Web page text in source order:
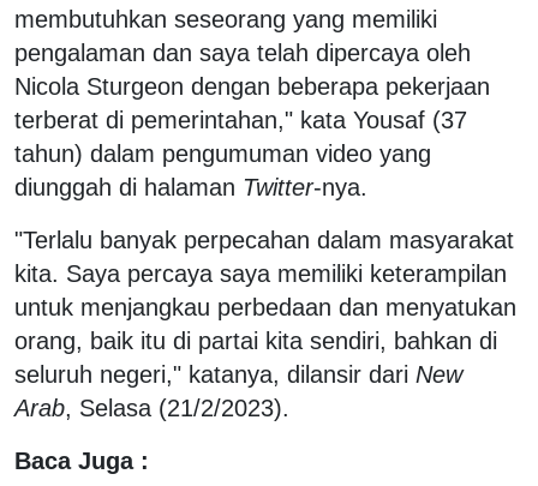
membutuhkan seseorang yang memiliki
pengalaman dan saya telah dipercaya oleh
Nicola Sturgeon dengan beberapa pekerjaan
terberat di pemerintahan," kata Yousaf (37
tahun) dalam pengumuman video yang
diunggah di halaman Twitter-nya.
"Terlalu banyak perpecahan dalam masyarakat
kita. Saya percaya saya memiliki keterampilan
untuk menjangkau perbedaan dan menyatukan
orang, baik itu di partai kita sendiri, bahkan di
seluruh negeri," katanya, dilansir dari New
Arab, Selasa (21/2/2023).
Baca Juga :